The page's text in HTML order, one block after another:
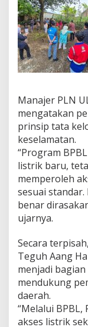
Manajer PLN
mengatakan
prinsip tata
keselamatan.
“Program
listrik baru,
memperoleh
sesuai
benar
ujarnya.
Secara
Teguh Aang
menjadi
mendukung
daerah.
“Melalui
akses listrik